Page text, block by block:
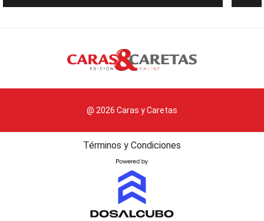
@ 2026 Caras y Caretas
Términos y Condiciones